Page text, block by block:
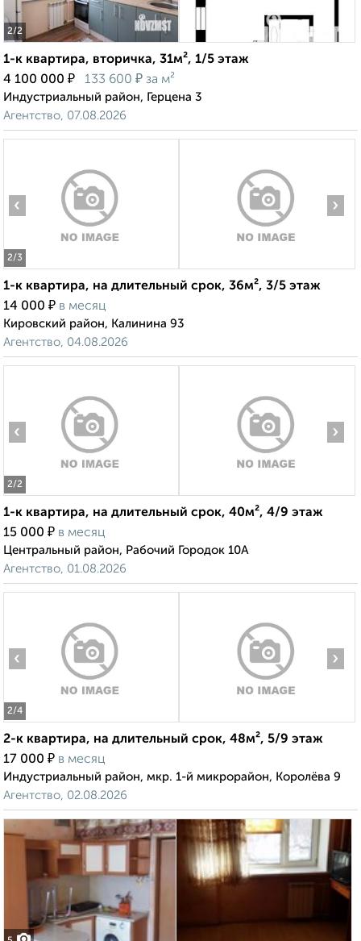
2/2
1-к квартира, вторичка, 31м², 1/5 этаж
4 100 000 ₽ 133 600 ₽ за м²
Индустриальный район, Герцена 3
Агентство, 07.08.2026
2/3
‹ ›
1-к квартира, на длительный срок, 36м², 3/5 этаж
14 000 ₽ в месяц
Кировский район, Калинина 93
Агентство, 04.08.2026
2/2
‹ ›
1-к квартира, на длительный срок, 40м², 4/9 этаж
15 000 ₽ в месяц
Центральный район, Рабочий Городок 10А
Агентство, 01.08.2026
2/4
‹ ›
2-к квартира, на длительный срок, 48м², 5/9 этаж
17 000 ₽ в месяц
Индустриальный район, мкр. 1-й микрорайон, Королёва 9
Агентство, 02.08.2026